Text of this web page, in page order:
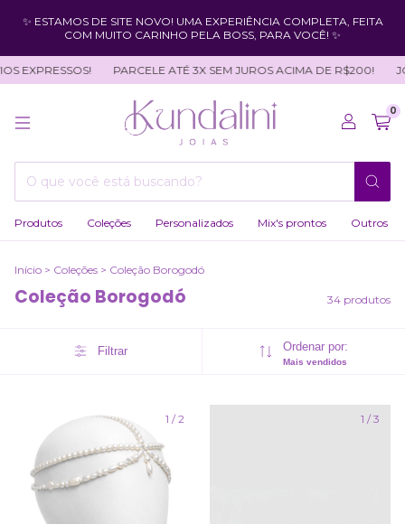
✨ ESTAMOS DE SITE NOVO! UMA EXPERIÊNCIA COMPLETA, FEITA
COM MUITO CARINHO PELA BOSS, PARA VOCÊ! ✨
PARCELE ATÉ 3X SEM JUROS ACIMA DE R$200! JOIAS
0
Produtos Coleções Personalizados Mix's prontos Outros
Início > Coleções > Coleção Borogodó
Coleção Borogodó 34 produtos
Filtrar Ordenar por:
Mais vendidos
1 /2 1 /3